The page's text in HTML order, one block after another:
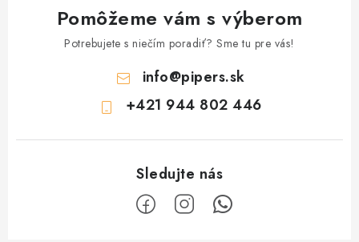
Pomôžeme vám s výberom
Potrebujete s niečím poradiť? Sme tu pre vás!
info@pipers.sk
+421 944 802 446